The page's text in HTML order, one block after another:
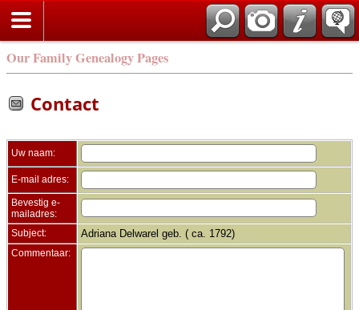
Our Family Genealogy Pages
Contact
Uw naam:
E-mail adres:
Bevestig e-
mailadres:
Subject:
Adriana Delwarel geb. ( ca. 1792)
Commentaar: